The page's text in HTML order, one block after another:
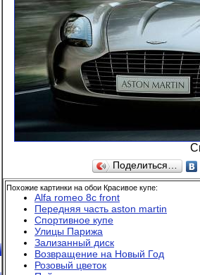
Поделиться…
Похожие картинки на обои Красивое купе:
Аlfa romeo 8c front
Передняя часть aston martin
Спортивное купе
Улицы Парижа
Зализанный диск
Возвращение на Новый Год
Розовый цветок